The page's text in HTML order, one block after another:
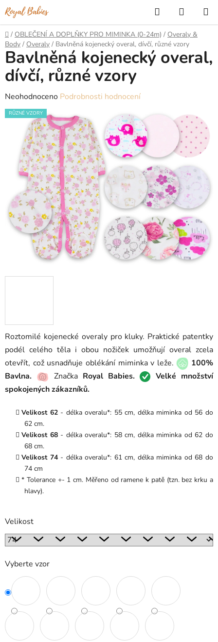
Přejít
na
obsah
Hledat
KOŠÍK
Domů
/ OBLEČENÍ A DOPLŇKY PRO MIMINKA (0-24m) / Overaly &
Body / Overaly / Bavlněná kojenecký overal, dívčí, různé vzory
Roztomilé kojenecké overaly pro kluky. Praktické patentky
podél celého těla i obou nožiček umožňují overal zcela
otevřít, což usnadňuje oblékání miminka v leže.
100%
Bavlna.
Značka Royal Babies.
Velké množství
spokojených zákazníků.
Velikost 62- délka overalu*: 55 cm, délka miminka od 56 do
62 cm.
Velikost 68- délka overalu*: 58 cm, délka miminka od 62 do
68 cm.
Velikost 74- délka overalu*: 61 cm, délka miminka od 68 do
74 cm
* Tolerance +- 1 cm. Měřeno od ramene k patě (tzn. bez krku a
hlavy).
Velikost
Vyberte vzor
Bavlněná kojenecký overal,
dívčí, různé vzory
Průměrné
hodnocení
produktu
hvězdiček.
Neohodnoceno Podrobnosti hodnocení
RŮZNÉ VZORY